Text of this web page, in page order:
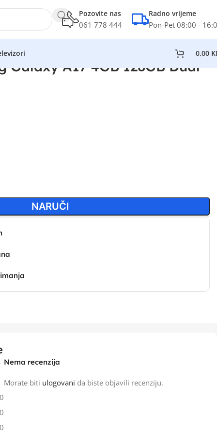
Pozovite nas
061 778 444
Radno vrijeme
Pon-Pet 08:00 -
0,00
Galaxy A17 4GB 128GB Dual
NARUČI
0
0
0
Nema recenzija
Morate biti ulogovani da biste objavili recenziju.